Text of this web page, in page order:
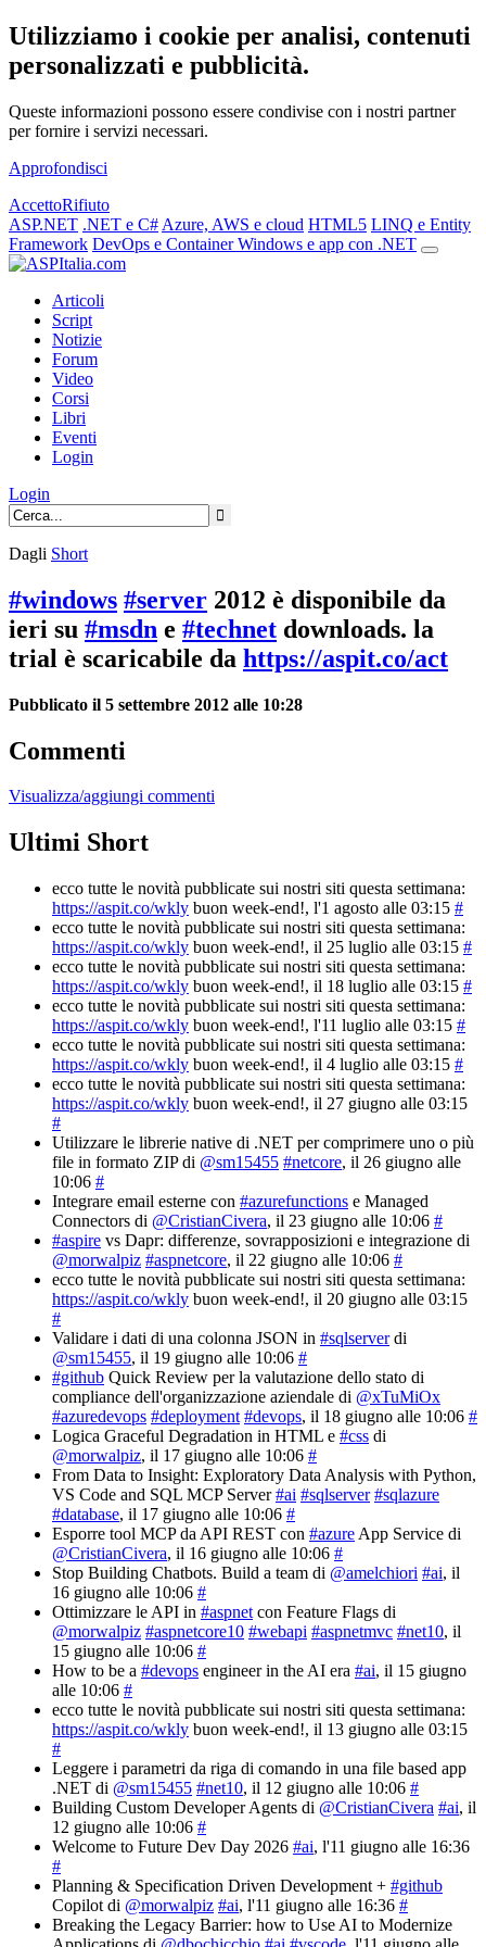
Utilizziamo i cookie per analisi, contenuti
personalizzati e pubblicità.
Queste informazioni possono essere condivise con i nostri partner
per fornire i servizi necessari.
Approfondisci
AccettoRifiuto
ASP.NET .NET e C# Azure, AWS e cloud HTML5 LINQ e Entity
Framework DevOps e ContainerWindows e app con .NET
Articoli
Script
Notizie
Forum
Video
Corsi
Libri
Eventi
Login
Login
Dagli Short
#windows #server 2012 è disponibile da
ieri su #msdn e #technet downloads. la
trial è scaricabile da https://aspit.co/act
Pubblicato il 5 settembre 2012 alle 10:28
Commenti
Visualizza/aggiungi commenti
Ultimi Short
ecco tutte le novità pubblicate sui nostri siti questa settimana:
https://aspit.co/wkly buon week-end!, l'1 agosto alle 03:15 #
ecco tutte le novità pubblicate sui nostri siti questa settimana:
https://aspit.co/wkly buon week-end!, il 25 luglio alle 03:15 #
ecco tutte le novità pubblicate sui nostri siti questa settimana:
https://aspit.co/wkly buon week-end!, il 18 luglio alle 03:15 #
ecco tutte le novità pubblicate sui nostri siti questa settimana:
https://aspit.co/wkly buon week-end!, l'11 luglio alle 03:15 #
ecco tutte le novità pubblicate sui nostri siti questa settimana:
https://aspit.co/wkly buon week-end!, il 4 luglio alle 03:15 #
ecco tutte le novità pubblicate sui nostri siti questa settimana:
https://aspit.co/wkly buon week-end!, il 27 giugno alle 03:15
#
Utilizzare le librerie native di .NET per comprimere uno o più
file in formato ZIP di @sm15455 #netcore, il 26 giugno alle
10:06 #
Integrare email esterne con #azurefunctions e Managed
Connectors di @CristianCivera, il 23 giugno alle 10:06 #
#aspire vs Dapr: differenze, sovrapposizioni e integrazione di
@morwalpiz #aspnetcore, il 22 giugno alle 10:06 #
ecco tutte le novità pubblicate sui nostri siti questa settimana:
https://aspit.co/wkly buon week-end!, il 20 giugno alle 03:15
#
Validare i dati di una colonna JSON in #sqlserverdi
@sm15455, il 19 giugno alle 10:06 #
#github Quick Review per la valutazione dello stato di
compliance dell'organizzazione aziendale di @xTuMiOx
#azuredevops #deployment #devops, il 18 giugno alle 10:06 #
Logica Graceful Degradation in HTML e #css di
@morwalpiz, il 17 giugno alle 10:06 #
From Data to Insight: Exploratory Data Analysis with Python,
VS Code and SQL MCP Server#ai #sqlserver #sqlazure
#database, il 17 giugno alle 10:06 #
Esporre tool MCP da API REST con #azure App Service di
@CristianCivera, il 16 giugno alle 10:06 #
Stop Building Chatbots. Build a team di @amelchiori #ai, il
16 giugno alle 10:06 #
Ottimizzare le API in #aspnet con Feature Flags di
@morwalpiz #aspnetcore10 #webapi #aspnetmvc #net10, il
15 giugno alle 10:06 #
How to be a #devops engineer in the AI era #ai, il 15 giugno
alle 10:06 #
ecco tutte le novità pubblicate sui nostri siti questa settimana:
https://aspit.co/wkly buon week-end!, il 13 giugno alle 03:15
#
Leggere i parametri da riga di comando in una file based app
.NET di @sm15455 #net10, il 12 giugno alle 10:06 #
Building Custom Developer Agents di @CristianCivera #ai, il
12 giugno alle 10:06 #
Welcome to Future Dev Day 2026 #ai, l'11 giugno alle 16:36
#
Planning & Specification Driven Development + #github
Copilot di @morwalpiz #ai, l'11 giugno alle 16:36 #
Breaking the Legacy Barrier: how to Use AI to Modernize